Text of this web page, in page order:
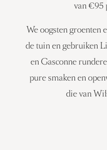
van €95
We oogsten groenten
de tuin en gebruiken
en Gasconne
pure smaken en
die van